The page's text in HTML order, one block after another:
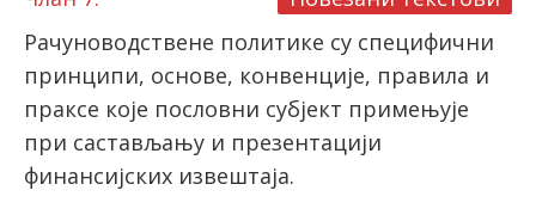
Рачуноводствене политике су специфични
принципи, основе, конвенције, правила и
праксе које пословни субјект примењује
при састављању и презентацији
финансијских извештаја.